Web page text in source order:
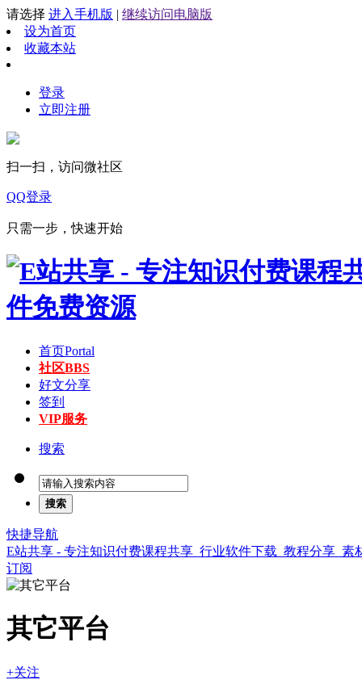
请选择 进入手机版 | 继续访问电脑版
设为首页
收藏本站
登录
立即注册
扫一扫，访问微社区
QQ登录
只需一步，快速开始
首页Portal
社区BBS
好文分享
签到
VIP服务
搜索
搜索
快捷导航
E站共享 - 专注知识付费课程共享_行业软件下载_教程分享_素
订阅
其它平台
+关注